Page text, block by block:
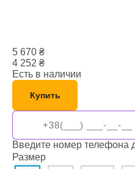
5 670 ₴
4 252 ₴
Есть в наличии
Купить
Введите номер телефона
Размер